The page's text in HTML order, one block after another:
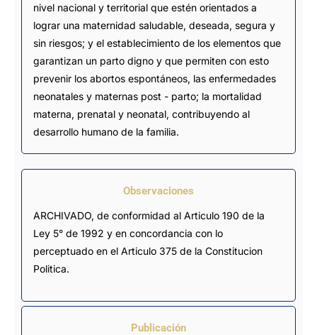
nivel nacional y territorial que estén orientados a
lograr una maternidad saludable, deseada, segura y
sin riesgos; y el establecimiento de los elementos que
garantizan un parto digno y que permiten con esto
prevenir los abortos espontáneos, las enfermedades
neonatales y maternas post - parto; la mortalidad
materna, prenatal y neonatal, contribuyendo al
desarrollo humano de la familia.
Observaciones
ARCHIVADO, de conformidad al Articulo 190 de la
Ley 5° de 1992 y en concordancia con lo
perceptuado en el Articulo 375 de la Constitucion
Politica.
Publicación